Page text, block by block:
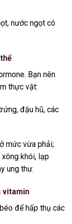
nước ngọt có
Bạn nên
thực vật:
đậu hũ, các
mức vừa phải;
khói, lạp
ung thư.
vitamin
để hấp thụ các